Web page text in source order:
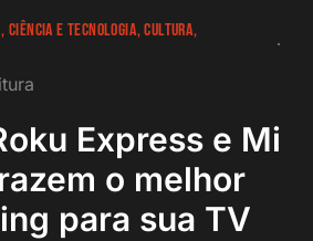
CIÊNCIA E TECNOLOGIA CULTURA
Express e Mi
o melhor
para sua TV